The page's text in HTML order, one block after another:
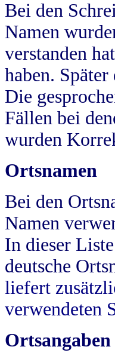
Bei den
Namen
verstanden
haben.
Die
Fällen bei
wurden
Ortsnamen
Bei den
Namen
In dieser
deutsche
liefert
verwendeten